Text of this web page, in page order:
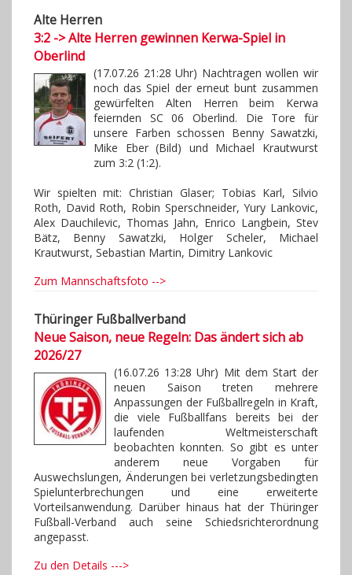
Alte Herren
3:2 -> Alte Herren gewinnen Kerwa-Spiel in
Oberlind
(17.07.26 21:28 Uhr) Nachtragen wollen wir
noch das Spiel der erneut bunt zusammen
gewürfelten Alten Herren beim Kerwa
feiernden SC 06 Oberlind. Die Tore für
unsere Farben schossen Benny Sawatzki,
Mike Eber (Bild) und Michael Krautwurst
zum 3:2 (1:2).
Wir spielten mit: Christian Glaser; Tobias Karl, Silvio
Roth, David Roth, Robin Sperschneider, Yury Lankovic,
Alex Dauchilevic, Thomas Jahn, Enrico Langbein, Stev
Bätz, Benny Sawatzki, Holger Scheler, Michael
Krautwurst, Sebastian Martin, Dimitry Lankovic
Zum Mannschaftsfoto -->
Thüringer Fußballverband
Neue Saison, neue Regeln: Das ändert sich ab
2026/27
(16.07.26 13:28 Uhr) Mit dem Start der
neuen Saison treten mehrere
Anpassungen der Fußballregeln in Kraft,
die viele Fußballfans bereits bei der
laufenden Weltmeisterschaft
beobachten konnten. So gibt es unter
anderem neue Vorgaben für
Auswechslungen, Änderungen bei verletzungsbedingten
Spielunterbrechungen und eine erweiterte
Vorteilsanwendung. Darüber hinaus hat der Thüringer
Fußball-Verband auch seine Schiedsrichterordnung
angepasst.
Zu den Details --->